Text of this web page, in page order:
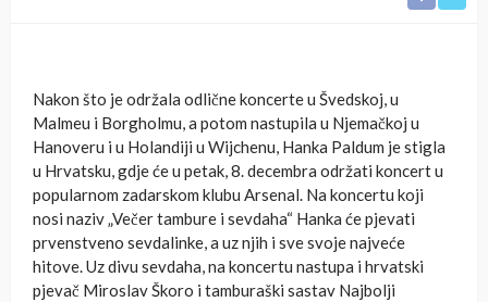
Nakon što je održala odlične koncerte u Švedskoj, u
Malmeu i Borgholmu, a potom nastupila u Njemačkoj u
Hanoveru i u Holandiji u Wijchenu, Hanka Paldum je stigla
u Hrvatsku, gdje će u petak, 8. decembra održati koncert u
popularnom zadarskom klubu Arsenal. Na koncertu koji
nosi naziv „Večer tambure i sevdaha“ Hanka će pjevati
prvenstveno sevdalinke, a uz njih i sve svoje najveće
hitove. Uz divu sevdaha, na koncertu nastupa i hrvatski
pjevač Miroslav Škoro i tamburaški sastav Najbolji